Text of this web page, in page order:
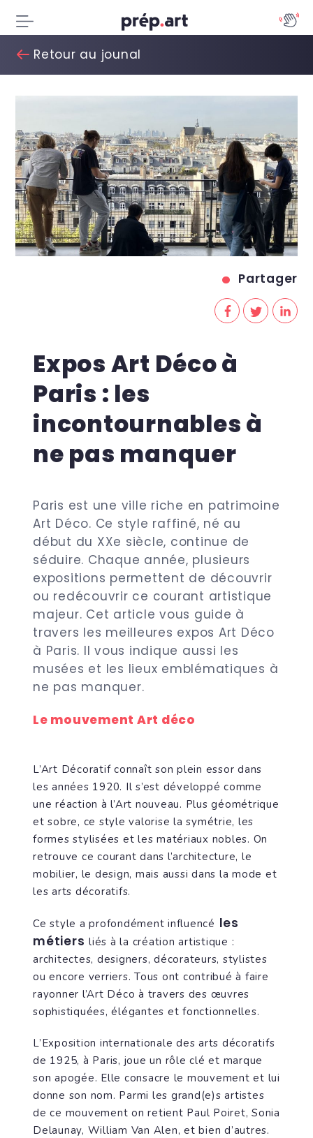
Retour au jounal
Partager
Expos Art Déco à
Paris : les
incontournables à
ne pas manquer
Paris est une ville riche en patrimoine
Art Déco. Ce style raffiné, né au
début du XXe siècle, continue de
séduire. Chaque année, plusieurs
expositions permettent de découvrir
ou redécouvrir ce courant artistique
majeur. Cet article vous guide à
travers les meilleures expos Art Déco
à Paris. Il vous indique aussi les
musées et les lieux emblématiques à
ne pas manquer.
Le mouvement Art déco
L’Art Décoratif connaît son plein essor dans
les années 1920. Il s’est développé comme
une réaction à l’Art nouveau. Plus géométrique
et sobre, ce style valorise la symétrie, les
formes stylisées et les matériaux nobles. On
retrouve ce courant dans l’architecture, le
mobilier, le design, mais aussi dans la mode et
les arts décoratifs.
Ce style a profondément influencé les
métiers liés à la création artistique :
architectes, designers, décorateurs, stylistes
ou encore verriers. Tous ont contribué à faire
rayonner l’Art Déco à travers des œuvres
sophistiquées, élégantes et fonctionnelles.
L’Exposition internationale des arts décoratifs
de 1925, à Paris, joue un rôle clé et marque
son apogée. Elle consacre le mouvement et lui
donne son nom. Parmi les grand(e)s artistes
de ce mouvement on retient Paul Poiret, Sonia
Delaunay, William Van Alen, et bien d’autres.